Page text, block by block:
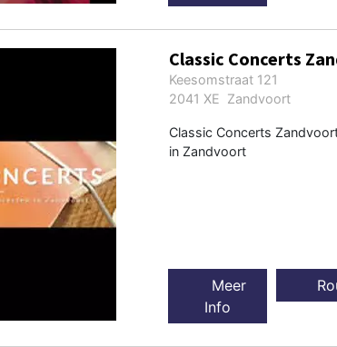
Classic Concerts
Keesomstraat 121
2041 XE Zandvoort
Classic Concerts
in Zandvoort
Meer
Info